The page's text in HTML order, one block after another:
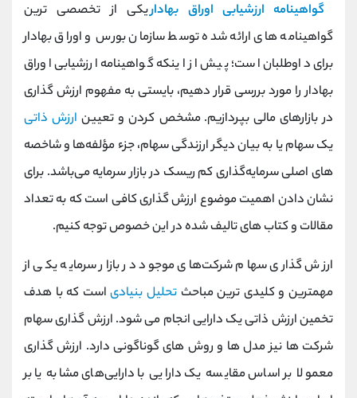
گواهینامه ارزشیابی اوراق بهاداریکی از تخصصی ترین
گواهینامه های ارائه شده توسط سازمان بورس و اوراق بهادار
برای داوطلبان است؛ پیش از اینکه گواهینامه ارزشیابی اوراق
بهادار را مورد بررسی قرار دهیم، بایستی به مفهوم ارزش گذاری
در بازارهای مالی بپردازیم. مشخص کردن و تعیین ارزش ذاتی
یک سهام یا به بیان دیگر ارزندگی سهام، جزء مؤلفه‌ها و شاخصه
های اصلی سرمایه‌گذاری کم‌ ریسک در بازار سرمایه می‌باشد. برای
نشان دادن اهمیت موضوع ارزش گذاری کافی است که به تعداد
مقالات و کتاب های تالیف شده در این خصوص توجه کنیم.
ارزش گذاری سهام شرکت‌های موجود در بازار سرمایه یکی از
مهمترین و کلیدی ترین مباحث تحلیل بنیادیاست که با هدف
تخمین ارزش ذاتی یک دارایی انجام می شود. ارزش گذاری سهام
شرکت ها نیز مدل ها و روش های گوناگونی دارد. ارزش گذاری
معمولا بر اساس مقایسه یک دارایی با دارایی‌های مشابه یا بر
تلفن 021-22021030
تلفن 021-22021040
بدون پیش شماره
اینستاگرام @alireza.mehrabii
کانال تلگرام @alirezamehrabi_com
@alirezamehrabi_official